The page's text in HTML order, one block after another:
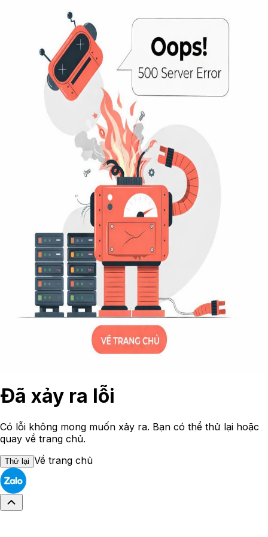
Đã xảy ra lỗi
Có lỗi không mong muốn xảy ra. Bạn có thể thử lại hoặc
quay về trang chủ.
Thử lại Về trang chủ